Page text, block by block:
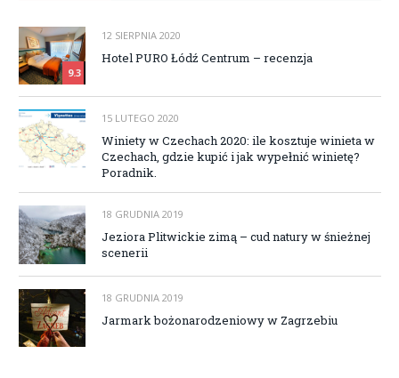
9.3
12 SIERPNIA 2020
Hotel PURO Łódź Centrum – recenzja
15 LUTEGO 2020
Winiety w Czechach 2020: ile kosztuje winieta w
Czechach, gdzie kupić i jak wypełnić winietę?
Poradnik.
18 GRUDNIA 2019
Jeziora Plitwickie zimą – cud natury w śnieżnej
scenerii
18 GRUDNIA 2019
Jarmark bożonarodzeniowy w Zagrzebiu